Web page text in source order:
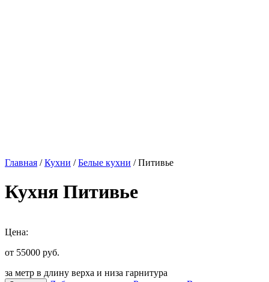
Главная /Кухни /Белые кухни / Питивье
Кухня Питивье
Цена:
от 55000 руб.
за метр в длину верха и низа гарнитура